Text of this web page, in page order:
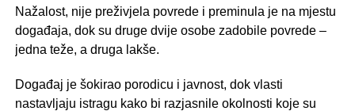
Nažalost, nije preživjela povrede i preminula je na mjestu
događaja, dok su druge dvije osobe zadobile povrede –
jedna teže, a druga lakše.
Događaj je šokirao porodicu i javnost, dok vlasti
nastavljaju istragu kako bi razjasnile okolnosti koje su